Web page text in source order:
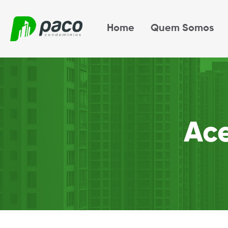
Home Quem Somos